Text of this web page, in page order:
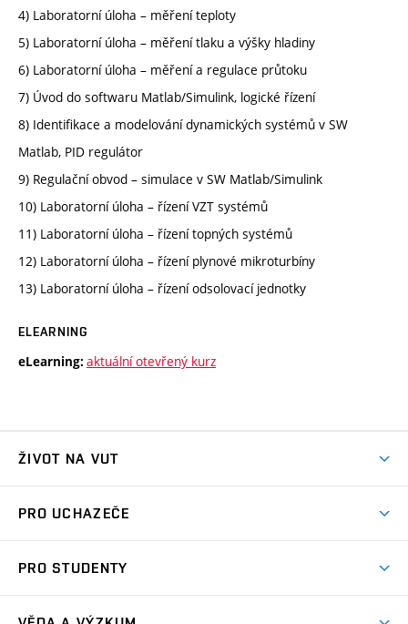
4) Laboratorní úloha – měření teploty
5) Laboratorní úloha – měření tlaku a výšky hladiny
6) Laboratorní úloha – měření a regulace průtoku
7) Úvod do softwaru Matlab/Simulink, logické řízení
8) Identifikace a modelování dynamických systémů v SW
Matlab, PID regulátor
9) Regulační obvod – simulace v SW Matlab/Simulink
10) Laboratorní úloha – řízení VZT systémů
11) Laboratorní úloha – řízení topných systémů
12) Laboratorní úloha – řízení plynové mikroturbíny
13) Laboratorní úloha – řízení odsolovací jednotky
ELEARNING
eLearning: aktuální otevřený kurz
ŽIVOT NA VUT
Koleje
PRO UCHAZEČE
Dny otevřených dveří
PRO STUDENTY